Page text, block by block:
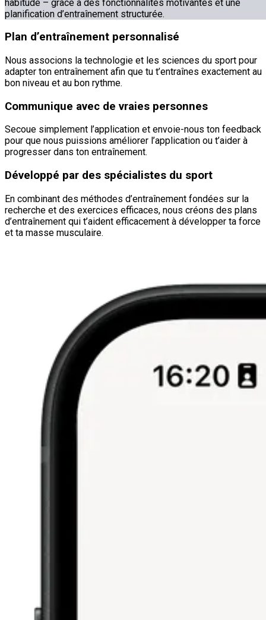
habitude – grâce à des fonctionnalités motivantes et une
planification d’entraînement structurée.
Plan d’entraînement personnalisé
Nous associons la technologie et les sciences du sport pour
adapter ton entraînement afin que tu t’entraînes exactement au
bon niveau et au bon rythme.
Communique avec de vraies personnes
Secoue simplement l’application et envoie-nous ton feedback
pour que nous puissions améliorer l’application ou t’aider à
progresser dans ton entraînement.
Développé par des spécialistes du sport
En combinant des méthodes d’entraînement fondées sur la
recherche et des exercices efficaces, nous créons des plans
d’entraînement qui t’aident efficacement à développer ta force
et ta masse musculaire.